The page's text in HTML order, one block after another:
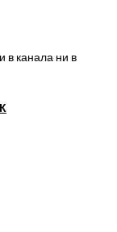
в канала ни в